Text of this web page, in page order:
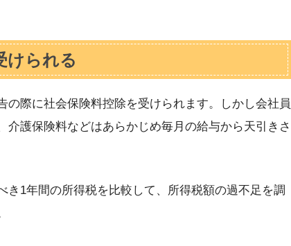
けられる
際に社会保険料控除を受けられます。しかし会社員
護保険料などはあらかじめ毎月の給与から天引きさ
き1年間の所得税を比較して、所得税額の過不足を調